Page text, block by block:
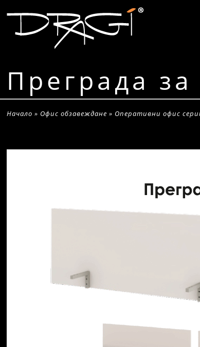
Преграда
Начало » Офис обзавеждане » Оперативни офис